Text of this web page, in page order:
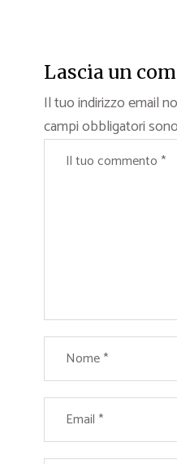
Lascia un
Il tuo indirizzo email
campi obbligatori